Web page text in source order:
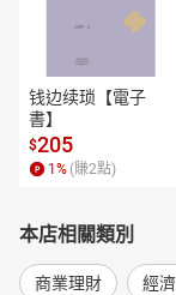
钱边续琐【電子
書】
$205
1 % (賺2點)
本店相關類別
商業理財 經